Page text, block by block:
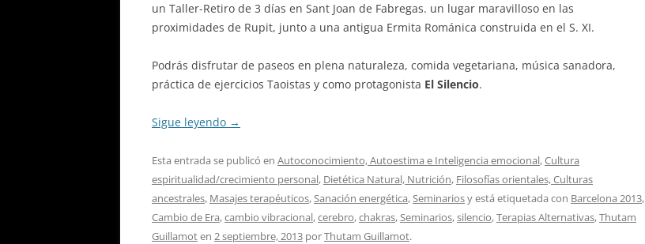
un Taller-Retiro de 3 días en Sant Joan de Fabregas. un lugar maravilloso en las
proximidades de Rupit, junto a una antigua Ermita Románica construida en el S. XI.
Podrás disfrutar de paseos en plena naturaleza, comida vegetariana, música sanadora,
práctica de ejercicios Taoistas y como protagonista El Silencio.
Sigue leyendo →
Esta entrada se publicó en Autoconocimiento, Autoestima e Inteligencia emocional,Cultura
espiritualidad/crecimiento personal, Dietética Natural, Nutrición, Filosofías orientales, Culturas
ancestrales, Masajes terapéuticos,Sanación energética,Seminariosy está etiquetada con Barcelona 2013,
Cambio de Era,cambio vibracional,cerebro,chakras,Seminarios,silencio,Terapias Alternativas,Thutam
Guillamoten 2 septiembre, 2013 porThutam Guillamot.